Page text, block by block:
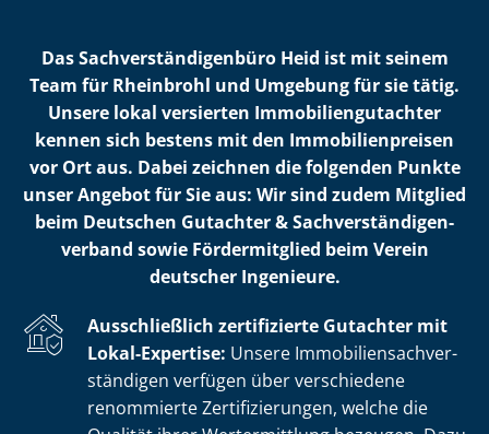
Das Sach­ver­stän­di­gen­bü­ro Heid ist mit seinem
Team für Rheinbrohl und Umgebung für sie tätig.
Unsere lokal versierten Im­mo­bi­li­en­gut­ach­ter
kennen sich bestens mit den Im­mo­bi­li­en­prei­sen
vor Ort aus. Dabei zeichnen die folgenden Punkte
unser Angebot für Sie aus: Wir sind zudem Mitglied
beim Deutschen Gutachter & Sach­ver­stän­di­gen­
ver­band sowie Fördermitglied beim Verein
deutscher Ingenieure.
Ausschließlich zertifizierte Gutachter mit
Lokal-Expertise: Unsere Im­mo­bi­li­en­sach­ver­
stän­di­gen verfügen über verschiedene
renommierte Zer­ti­fi­zie­run­gen, welche die